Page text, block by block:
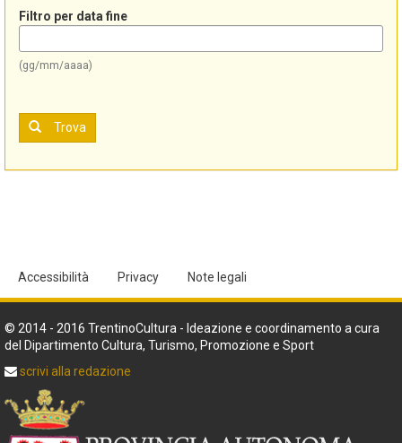
Filtro per data fine
(gg/mm/aaaa)
Trova
Accessibilità Privacy Note legali
© 2014 - 2016 TrentinoCultura - Ideazione e coordinamento a cura
del Dipartimento Cultura, Turismo, Promozione e Sport
scrivi alla redazione